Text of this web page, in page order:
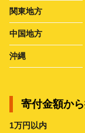
関東地方
中国地方
沖縄
寄付金額か
1万円以内